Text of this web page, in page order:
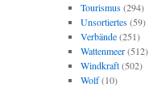
Tourismus(294)
Unsortiertes(59)
Verbände(251)
Wattenmeer(512)
Windkraft(502)
Wolf(10)